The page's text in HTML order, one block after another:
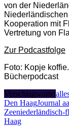
von der
Kooperation mit
Vertretung von
Zur Podcastfolge
Foto: Kopje
Bücherpodcast
Verschlagwortet
Den HaagJournal
Zeeniederländisch-
Haag